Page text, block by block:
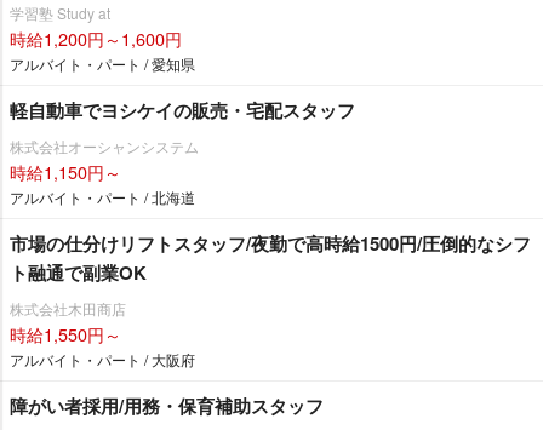
学習塾 Study at
時給1,200円～1,600円
アルバイト・パート / 愛知県
軽自動車でヨシケイの販売・宅配スタッフ
株式会社オーシャンシステム
時給1,150円～
アルバイト・パート / 北海道
市場の仕分けリフトスタッフ/夜勤で高時給1500円/圧倒的なシフ
ト融通で副業OK
株式会社木田商店
時給1,550円～
アルバイト・パート / 大阪府
障がい者採用/用務・保育補助スタッフ